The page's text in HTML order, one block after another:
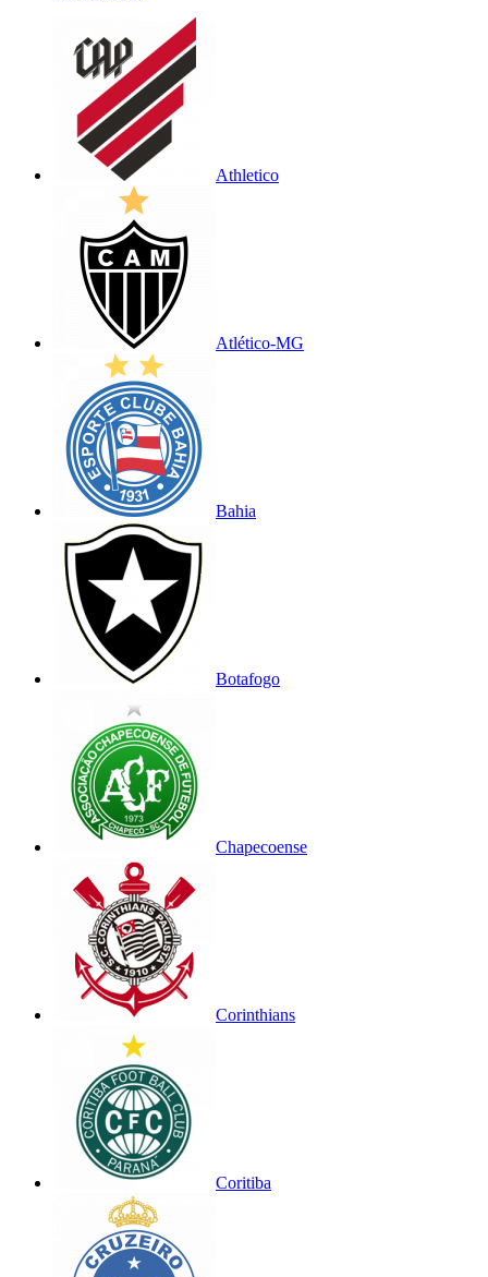
Athletico
Atlético-MG
Bahia
Botafogo
Chapecoense
Corinthians
Coritiba